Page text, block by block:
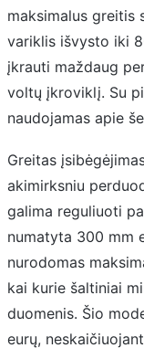
maksimalus greitis
variklis išvysto iki
įkrauti maždaug
voltų įkroviklį. Su
naudojamas apie
Greitas
akimirksniu
galima reguliuoti
numatyta 300 mm
nurodomas
kai kurie šaltiniai
duomenis. Šio
eurų,